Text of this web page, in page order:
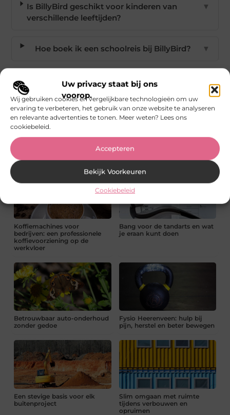
Uw privacy staat bij ons
voorop.
Wij gebruiken cookies en vergelijkbare technologieën om uw
ervaring te verbeteren, het gebruik van onze website te analyseren
en relevante advertenties te tonen. Meer weten? Lees ons
cookiebeleid.
Accepteren
Bekijk Voorkeuren
Cookiebeleid
Is BillyBird geschikt voor kinderen van
verschillende leeftijden?
▼
Hoe boek ik een schoolreis bij BillyBird? ▼
X
(Twitter)
Facebook LinkedIn Email
Schoolreis
Meer Berichten
Koffiemachines voor
bedrijven: een professionele
koffievoorziening op de
werkvloer
Bang voor de tandarts en wat
je eraan kunt doen
Betrouwbaar auto-onderhoud
zonder gedoe
Fysio Heerenveen: hulp bij
pijn, herstel en beter bewegen
Een stevige basis voor elk
buitenproject
Slim omgaan met ruimte
tijdens verbouwen en
opruimen